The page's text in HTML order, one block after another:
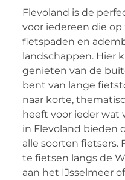
Flevoland is de
voor iedereen die op
fietspaden en
landschappen. Hier
genieten van de
bent van lange
naar korte,
heeft voor ieder wat
in Flevoland bieden
alle soorten fietsers.
te fietsen langs de
aan het IJsselmeer